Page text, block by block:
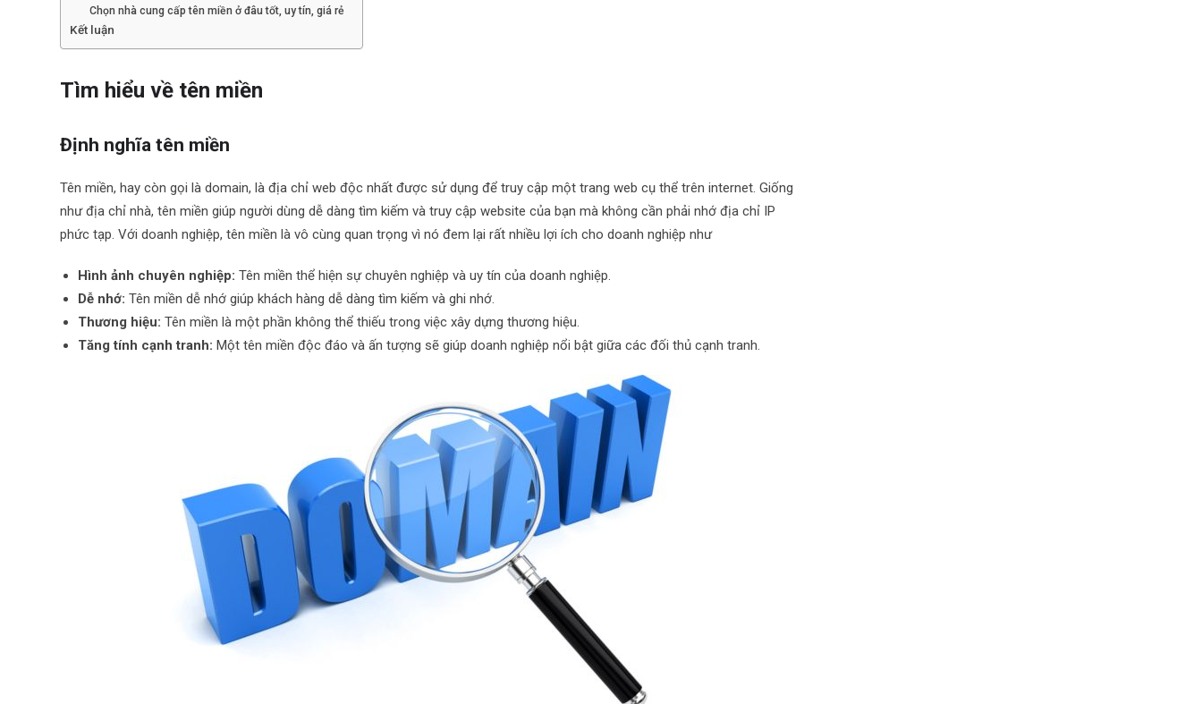
Chọn nhà cung cấp tên miền ở đâu tốt, uy tín, giá rẻ
Kết luận
Tìm hiểu về tên miền
Định nghĩa tên miền
Tên miền, hay còn gọi là domain, là địa chỉ web độc nhất được sử dụng để truy cập một trang web cụ thể trên internet. Giống
như địa chỉ nhà, tên miền giúp người dùng dễ dàng tìm kiếm và truy cập website của bạn mà không cần phải nhớ địa chỉ IP
phức tạp. Với doanh nghiệp, tên miền là vô cùng quan trọng vì nó đem lại rất nhiều lợi ích cho doanh nghiệp như
Hình ảnh chuyên nghiệp: Tên miền thể hiện sự chuyên nghiệp và uy tín của doanh nghiệp.
Dễ nhớ: Tên miền dễ nhớ giúp khách hàng dễ dàng tìm kiếm và ghi nhớ.
Thương hiệu: Tên miền là một phần không thể thiếu trong việc xây dựng thương hiệu.
Tăng tính cạnh tranh: Một tên miền độc đáo và ấn tượng sẽ giúp doanh nghiệp nổi bật giữa các đối thủ cạnh tranh.